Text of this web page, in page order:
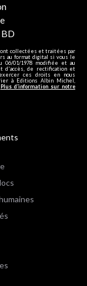
BD
collectées et traitées par
au format digital si vous le
06/01/1978 modifiée et au
d'accès, de rectification et
exercer ces droits en nous
à Editions Albin Michel,
Plus d’information sur notre